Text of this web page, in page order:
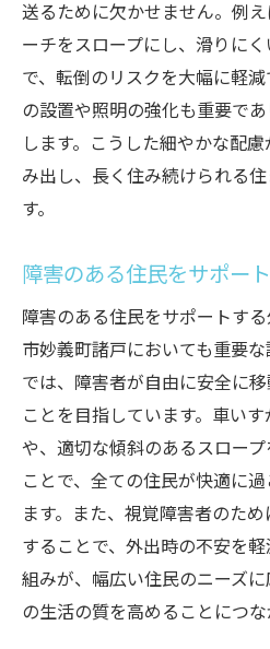
送るために欠かせません。例
ーチをスロープにし、滑りに
で、転倒のリスクを大幅に軽
の設置や照明の強化も重要で
します。こうした細やかな配
み出し、長く住み続けられる
す。
障害のある住民をサポー
障害のある住民をサポートす
市妙義町諸戸においても重要
では、障害者が自由に安全に
ことを目指しています。車い
や、適切な傾斜のあるスロー
ことで、全ての住民が快適に
ます。また、視覚障害者のた
することで、外出時の不安を
組みが、幅広い住民のニーズ
の生活の質を高めることにつな